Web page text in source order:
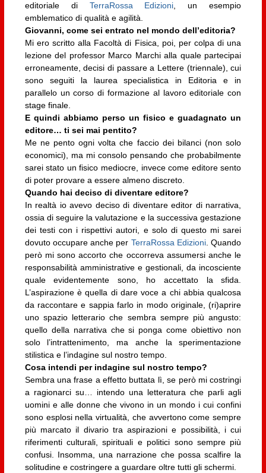
editoriale di TerraRossa Edizioni, un esempio
emblematico di qualità e agilità.
Giovanni, come sei entrato nel mondo dell’editoria?
Mi ero scritto alla Facoltà di Fisica, poi, per colpa di una
lezione del professor Marco Marchi alla quale partecipai
erroneamente, decisi di passare a Lettere (triennale), cui
sono seguiti la laurea specialistica in Editoria e in
parallelo un corso di formazione al lavoro editoriale con
stage finale.
E quindi abbiamo perso un fisico e guadagnato un
editore… ti sei mai pentito?
Me ne pento ogni volta che faccio dei bilanci (non solo
economici), ma mi consolo pensando che probabilmente
sarei stato un fisico mediocre, invece come editore sento
di poter provare a essere almeno discreto.
Quando hai deciso di diventare editore?
In realtà io avevo deciso di diventare editor di narrativa,
ossia di seguire la valutazione e la successiva gestazione
dei testi con i rispettivi autori, e solo di questo mi sarei
dovuto occupare anche per TerraRossa Edizioni. Quando
però mi sono accorto che occorreva assumersi anche le
responsabilità amministrative e gestionali, da incosciente
quale evidentemente sono, ho accettato la sfida.
L’aspirazione è quella di dare voce a chi abbia qualcosa
da raccontare e sappia farlo in modo originale, (ri)aprire
uno spazio letterario che sembra sempre più angusto:
quello della narrativa che si ponga come obiettivo non
solo l’intrattenimento, ma anche la sperimentazione
stilistica e l’indagine sul nostro tempo.
Cosa intendi per indagine sul nostro tempo?
Sembra una frase a effetto buttata lì, se però mi costringi
a ragionarci su… intendo una letteratura che parli agli
uomini e alle donne che vivono in un mondo i cui confini
sono esplosi nella virtualità, che avvertono come sempre
più marcato il divario tra aspirazioni e possibilità, i cui
riferimenti culturali, spirituali e politici sono sempre più
confusi. Insomma, una narrazione che possa scalfire la
solitudine e costringere a guardare oltre tutti gli schermi.